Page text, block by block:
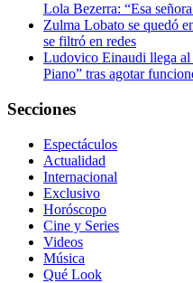
Lola Bezerra: “Esa
Zulma Lobato se quedó
se filtró en redes
Ludovico Einaudi llega
Piano” tras agotar
Secciones
Espectáculos
Actualidad
Internacional
Exclusivo
Horóscopo
Cine y Series
Videos
Música
Qué Look